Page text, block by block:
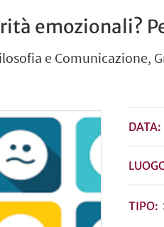
emozionali?
e Comunicazione,
DATA:
TIPO: